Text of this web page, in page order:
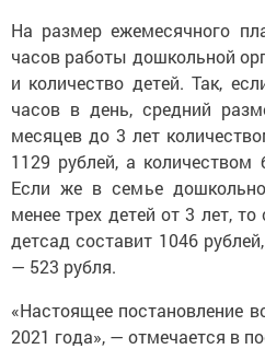
На размер ежемесячного
часов работы дошкольной
и количество детей. Так,
часов в день, средний
месяцев до 3 лет
1129 рублей, а количеством
Если же в семье
менее трех детей от 3 лет,
детсад составит 1046
— 523 рубля.
«Настоящее постановление
2021 года», — отмечается в